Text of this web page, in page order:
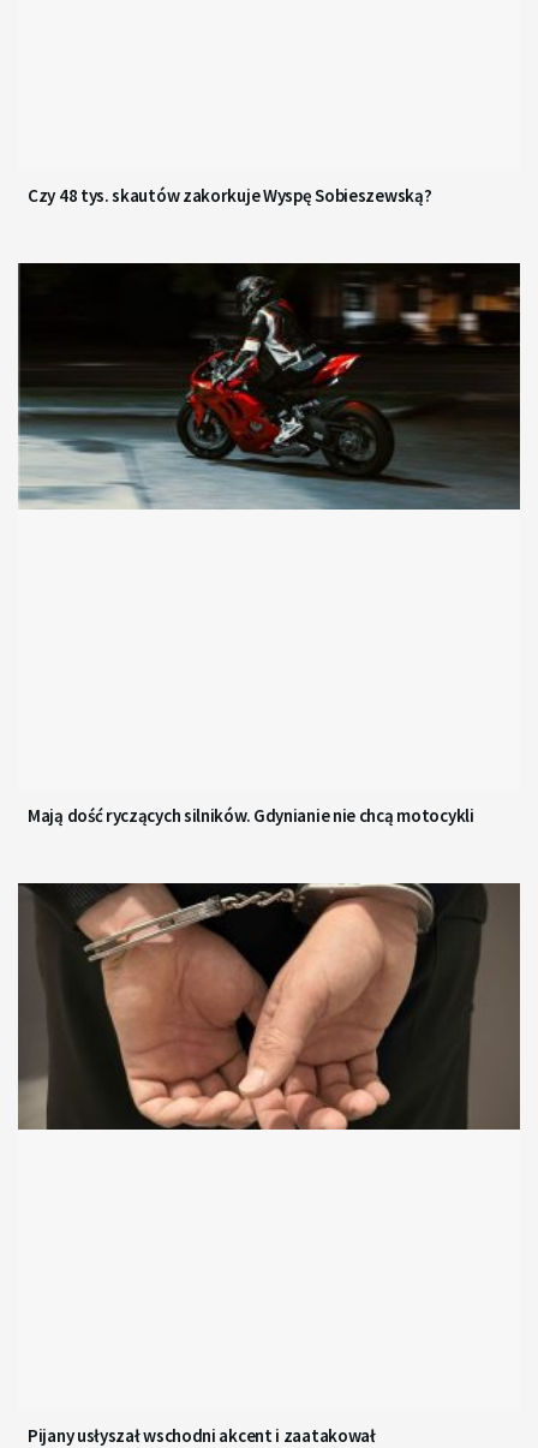
Czy 48 tys. skautów zakorkuje Wyspę Sobieszewską?
Mają dość ryczących silników. Gdynianie nie chcą motocykli
Pijany usłyszał wschodni akcent i zaatakował